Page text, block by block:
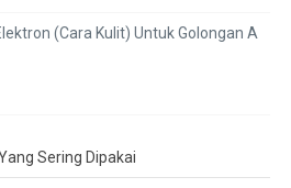
(Cara Kulit) Untuk Golongan A
Sering Dipakai